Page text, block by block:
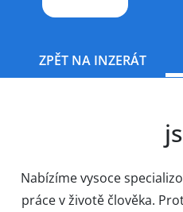
ZPĚT NA INZERÁT
Nabízíme vysoce
práce v životě člověka.